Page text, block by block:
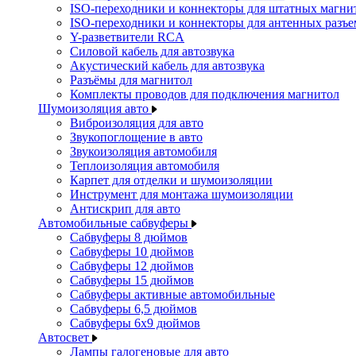
ISO-переходники и коннекторы для штатных
ISO-переходники и коннекторы для антенных
Y-разветвители RCA
Силовой кабель для автозвука
Акустический кабель для автозвука
Разъёмы для магнитол
Комплекты проводов для подключения магнитол
Шумоизоляция авто
Виброизоляция для авто
Звукопоглощение в авто
Звукоизоляция автомобиля
Теплоизоляция автомобиля
Карпет для отделки и шумоизоляции
Инструмент для монтажа шумоизоляции
Антискрип для авто
Автомобильные сабвуферы
Сабвуферы 8 дюймов
Сабвуферы 10 дюймов
Сабвуферы 12 дюймов
Сабвуферы 15 дюймов
Сабвуферы активные автомобильные
Сабвуферы 6,5 дюймов
Сабвуферы 6x9 дюймов
Автосвет
Лампы галогеновые для авто